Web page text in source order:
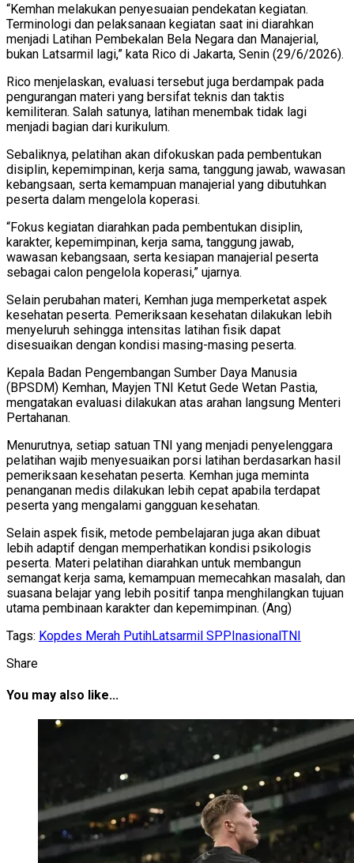
“Kemhan melakukan penyesuaian pendekatan kegiatan.
Terminologi dan pelaksanaan kegiatan saat ini diarahkan
menjadi Latihan Pembekalan Bela Negara dan Manajerial,
bukan Latsarmil lagi,” kata Rico di Jakarta, Senin (29/6/2026).
Rico menjelaskan, evaluasi tersebut juga berdampak pada
pengurangan materi yang bersifat teknis dan taktis
kemiliteran. Salah satunya, latihan menembak tidak lagi
menjadi bagian dari kurikulum.
Sebaliknya, pelatihan akan difokuskan pada pembentukan
disiplin, kepemimpinan, kerja sama, tanggung jawab, wawasan
kebangsaan, serta kemampuan manajerial yang dibutuhkan
peserta dalam mengelola koperasi.
“Fokus kegiatan diarahkan pada pembentukan disiplin,
karakter, kepemimpinan, kerja sama, tanggung jawab,
wawasan kebangsaan, serta kesiapan manajerial peserta
sebagai calon pengelola koperasi,” ujarnya.
Selain perubahan materi, Kemhan juga memperketat aspek
kesehatan peserta. Pemeriksaan kesehatan dilakukan lebih
menyeluruh sehingga intensitas latihan fisik dapat
disesuaikan dengan kondisi masing-masing peserta.
Kepala Badan Pengembangan Sumber Daya Manusia
(BPSDM) Kemhan, Mayjen TNI Ketut Gede Wetan Pastia,
mengatakan evaluasi dilakukan atas arahan langsung Menteri
Pertahanan.
Menurutnya, setiap satuan TNI yang menjadi penyelenggara
pelatihan wajib menyesuaikan porsi latihan berdasarkan hasil
pemeriksaan kesehatan peserta. Kemhan juga meminta
penanganan medis dilakukan lebih cepat apabila terdapat
peserta yang mengalami gangguan kesehatan.
Selain aspek fisik, metode pembelajaran juga akan dibuat
lebih adaptif dengan memperhatikan kondisi psikologis
peserta. Materi pelatihan diarahkan untuk membangun
semangat kerja sama, kemampuan memecahkan masalah, dan
suasana belajar yang lebih positif tanpa menghilangkan tujuan
utama pembinaan karakter dan kepemimpinan. (Ang)
Tags: Kopdes Merah PutihLatsarmil SPPInasionalTNI
Share
You may also like...